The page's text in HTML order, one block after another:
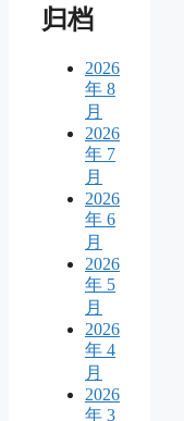
归档
2026
年 8
月
2026
年 7
月
2026
年 6
月
2026
年 5
月
2026
年 4
月
2026
年 3